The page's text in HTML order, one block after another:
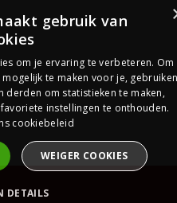
gebruik van
om je ervaring te verbeteren. Om
te maken voor je,
derden om statistieken te maken,
instellingen te onthouden.
cookiebeleid
WEIGER COOKIES
DETAILS